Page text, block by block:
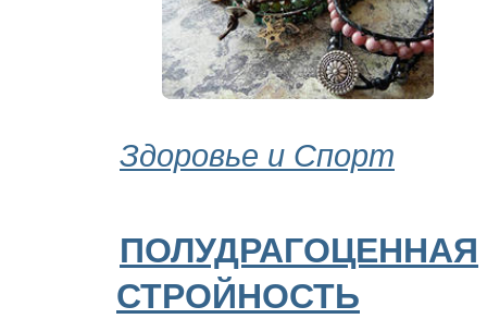
Здоровье и Спорт
ПОЛУДРАГОЦЕННАЯ
СТРОЙНОСТЬ